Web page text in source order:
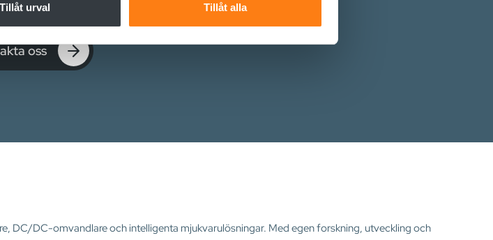
samarbetar med. Dessa kan i sin tur kombinera informationen
Tillåt urval Tillåt alla
oss
DC/DC-omvandlare och intelligenta mjukvarulösningar. Med egen forskning, utveckling och